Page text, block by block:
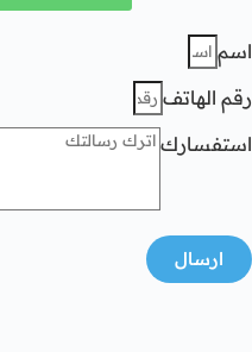
اسم
رقم الهاتف
استفسارك
ارسال